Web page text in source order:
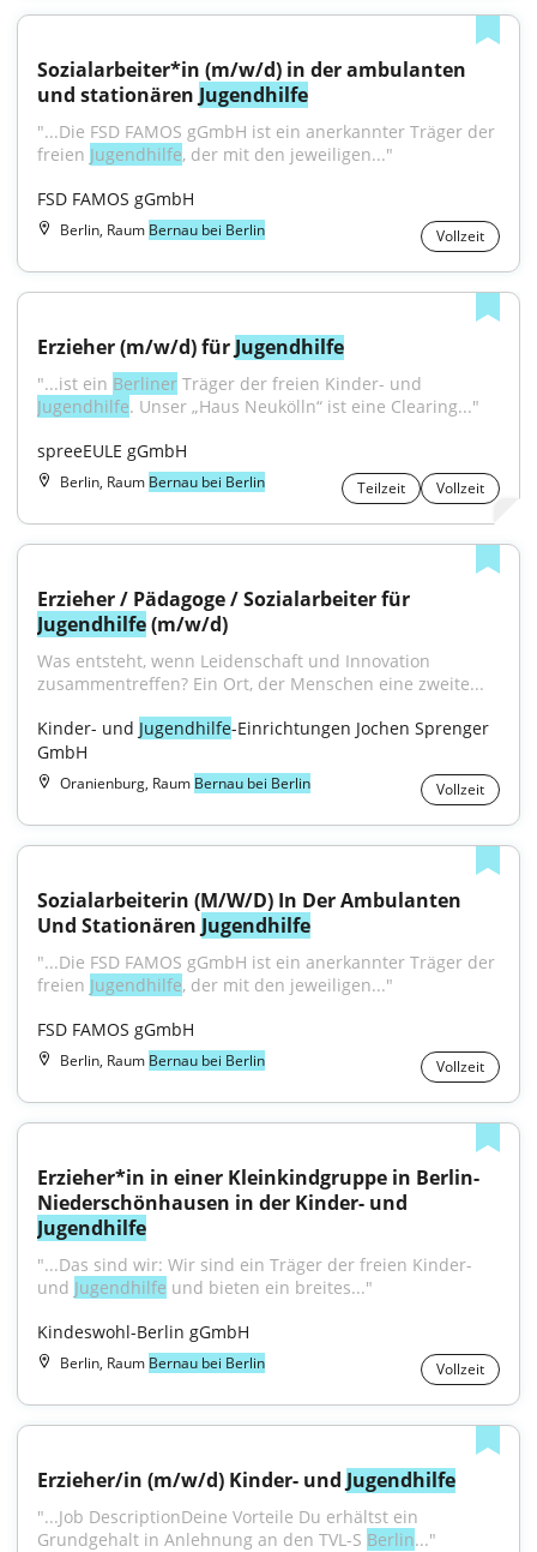
Sozialarbeiter*in (m/w/d) in der ambulanten
und stationären Jugendhilfe
"...Die FSD FAMOS gGmbH ist ein anerkannter Träger der
freien Jugendhilfe, der mit den jeweiligen..."
FSD FAMOS gGmbH
Berlin, Raum Bernau bei Berlin Vollzeit
Erzieher (m/w/d) für Jugendhilfe
"...ist ein Berliner
Jugendhilfe. Unser „Haus Neukölln“ ist eine Clearing..."
spreeEULE gGmbH
Berlin, Raum Bernau bei Berlin Teilzeit Vollzeit
Jugendhilfe (m/w/d)
Was entsteht, wenn Leidenschaft und Innovation
zusammentreffen? Ein Ort, der Menschen eine zweite...
Kinder- und Jugendhilfe-Einrichtungen Jochen Sprenger
GmbH
Oranienburg, Raum Bernau bei Berlin Vollzeit
Sozialarbeiterin (M/W/D) In Der Ambulanten
Und Stationären Jugendhilfe
"...Die FSD FAMOS gGmbH ist ein anerkannter Träger der
freien Jugendhilfe, der mit den jeweiligen..."
FSD FAMOS gGmbH
Berlin, Raum Bernau bei Berlin Vollzeit
Erzieher*in in einer Kleinkindgruppe in Berlin-
Jugendhilfe
"...Das sind wir: Wir sind ein Träger der freien Kinder-
und Jugendhilfe und bieten ein breites..."
Kindeswohl-Berlin gGmbH
Berlin, Raum Bernau bei Berlin Vollzeit
Erzieher/in (m/w/d) Kinder- und Jugendhilfe
"...Job DescriptionDeine Vorteile Du erhältst ein
Grundgehalt in Anlehnung an den TVL-S Berlin..."